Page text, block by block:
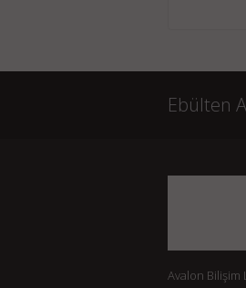
Ebülten
Avalon Bilişim